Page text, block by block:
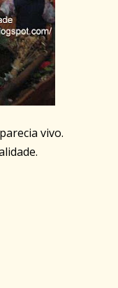
vivo.